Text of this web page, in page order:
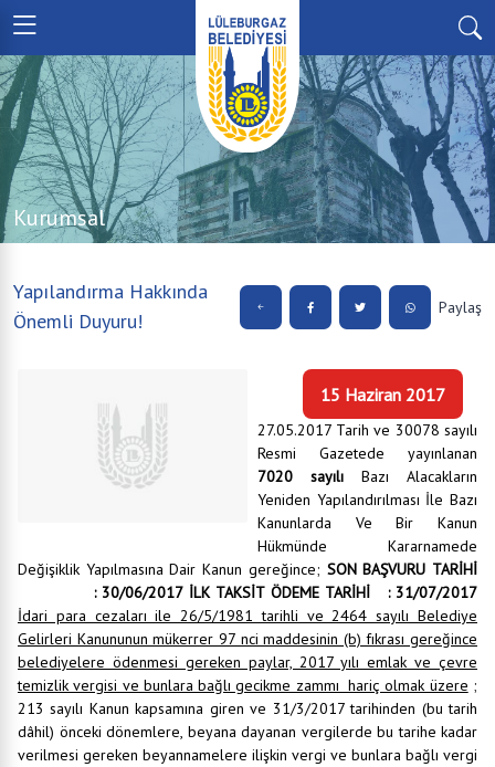
Kurumsal
Yapılandırma Hakkında
Önemli Duyuru!
Paylaş
15 Haziran 2017
27.05.2017 Tarih ve 30078 sayılı
Resmi Gazetede yayınlanan
7020 sayılıBazı Alacakların
Yeniden Yapılandırılması İle Bazı
Kanunlarda Ve Bir Kanun
Hükmünde Kararnamede
Değişiklik Yapılmasına Dair Kanun gereğince; SON BAŞVURU TARİHİ
: 30/06/2017 İLK TAKSİT ÖDEME TARİHİ : 31/07/2017
İdari para cezaları ile 26/5/1981 tarihli ve 2464 sayılı Belediye
Gelirleri Kanununun mükerrer 97 nci maddesinin (b) fıkrası gereğince
belediyelere ödenmesi gereken paylar, 2017 yılı emlak ve çevre
temizlik vergisi ve bunlara bağlı gecikme zammı hariç olmak üzere ;
213 sayılı Kanun kapsamına giren ve 31/3/2017 tarihinden (bu tarih
dâhil) önceki dönemlere, beyana dayanan vergilerde bu tarihe kadar
verilmesi gereken beyannamelere ilişkin vergi ve bunlara bağlı vergi